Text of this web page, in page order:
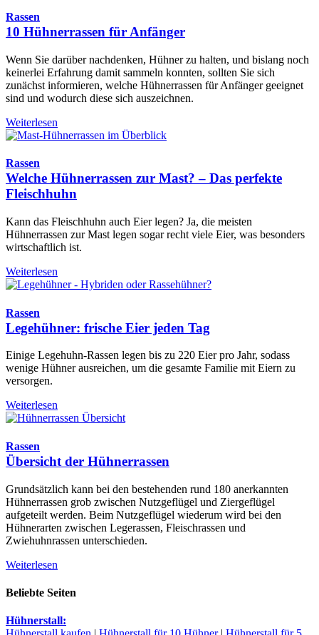
Rassen
10 Hühnerrassen für Anfänger
Wenn Sie darüber nachdenken, Hühner zu halten, und bislang noch
keinerlei Erfahrung damit sammeln konnten, sollten Sie sich
zunächst informieren, welche Hühnerrassen für Anfänger geeignet
sind und wodurch diese sich auszeichnen.
Weiterlesen
Rassen
Welche Hühnerrassen zur Mast? – Das perfekte
Fleischhuhn
Kann das Fleischhuhn auch Eier legen? Ja, die meisten
Hühnerrassen zur Mast legen sogar recht viele Eier, was besonders
wirtschaftlich ist.
Weiterlesen
Rassen
Legehühner: frische Eier jeden Tag
Einige Legehuhn-Rassen legen bis zu 220 Eier pro Jahr, sodass
wenige Hühner ausreichen, um die gesamte Familie mit Eiern zu
versorgen.
Weiterlesen
Rassen
Übersicht der Hühnerrassen
Grundsätzlich kann bei den bestehenden rund 180 anerkannten
Hühnerrassen grob zwischen Nutzgeflügel und Ziergeflügel
aufgeteilt werden. Beim Nutzgeflügel wiederum wird bei den
Hühnerarten zwischen Legerassen, Fleischrassen und
Zwiehuhnrassen unterschieden.
Weiterlesen
Beliebte Seiten
Hühnerstall: